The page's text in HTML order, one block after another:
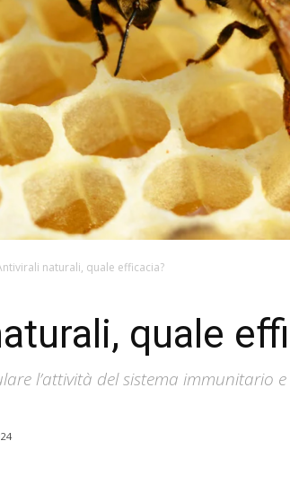
naturali, quale efficacia?
quale
l’attività del sistema